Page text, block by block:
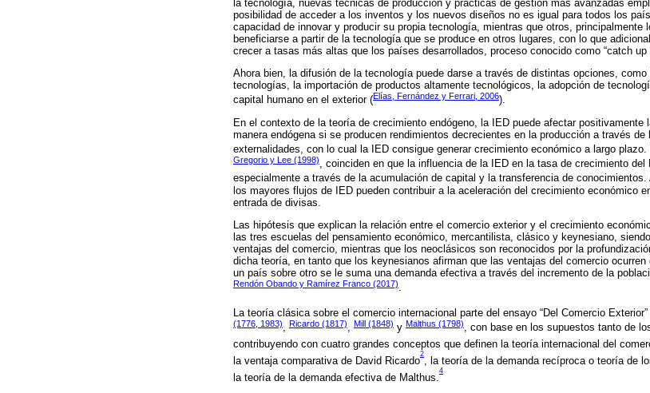
la tecnología, nuevas técnicas de producción y prácticas de gestión más avanzadas
posibilidad de acceder a los inventos y los nuevos diseños no es igual para todos los
capacidad de innovar y producir su propia tecnología, mientras que otros, principalmente
beneficiarse a partir de la tecnología que se produce en otros lugares, con lo que
crecer a tasas más altas que los países desarrollados, proceso conocido como “catch up
Ahora bien, la difusión de la tecnología puede darse a través de distintas opciones,
tecnologías, la importación de productos altamente tecnológicos, la adopción de
capital humano en el exterior (Elías, Fernández y Ferrari, 2006).
En el contexto de la teoría de crecimiento endógeno, la IED puede afectar
manera endógena si se producen rendimientos decrecientes en la producción a través
externalidades, con lo cual la IED consigue generar crecimiento económico a largo
Gregorio y Lee (1998), coinciden en que la influencia de la IED en la tasa de crecimiento
especialmente a través de la acumulación de capital y la transferencia de conocimientos.
los mayores flujos de IED pueden contribuir a la aceleración del crecimiento económico
entrada de divisas.
Las hipótesis que explican la relación entre el comercio exterior y el crecimiento
las tres escuelas del pensamiento económico, mercantilista, clásico y keynesiano,
ventajas del comercio, mientras que los neoclásicos son reconocidos por la
dicha teoría, en tanto que los keynesianos afirman que las ventajas del comercio
un país sobre otro se le suma una demanda efectiva a través del incremento de la
Rendón Obando y Ramírez Franco (2017).
La teoría clásica sobre el comercio internacional parte del ensayo “Del Comercio Exterior”
(1776, 1983), Ricardo (1817), Mill (1848) y Malthus (1798), con base en los supuestos tanto de
contribuyendo con cuatro grandes conceptos que definen la teoría internacional del
la ventaja comparativa de David Ricardo
2
, la teoría de la demanda recíproca o teoría de
la teoría de la demanda efectiva de Malthus.
4